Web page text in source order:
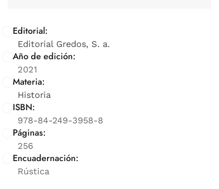
Editorial:
Editorial Gredos, S. a.
Año de edición:
2021
Materia:
Historia
ISBN:
978-84-249-3958-8
Páginas:
256
Encuadernación:
Rústica